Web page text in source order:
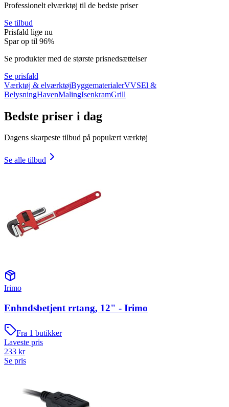
Professionelt elværktøj til de bedste priser
Se tilbud
Prisfald lige nu
Spar op til 96%
Se produkter med de største prisnedsættelser
Se prisfald
Værktøj & elværktøjByggematerialerVVSEl &
BelysningHavenMalingIsenkramGrill
Bedste priser i dag
Dagens skarpeste tilbud på populært værktøj
Se alle tilbud
Irimo
Enhndsbetjent rrtang, 12" - Irimo
Fra 1 butikker
Laveste pris
233 kr
Se pris